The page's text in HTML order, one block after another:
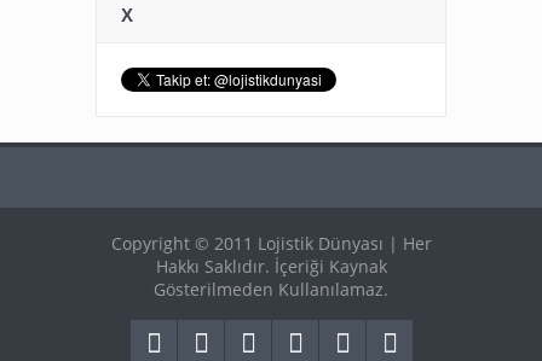
X
Copyright © 2011 Lojistik Dünyası | Her
Hakkı Saklıdır. İçeriği Kaynak
Gösterilmeden Kullanılamaz.